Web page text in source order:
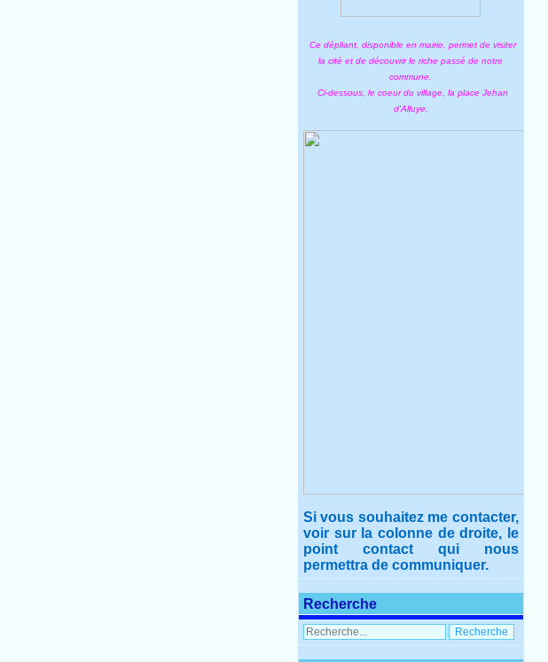
Ce dépliant, disponible en mairie, permet de visiter
la cité et de découvrir le riche passé de notre
commune.
Ci-dessous, le coeur du village, la place Jehan
d'Alluye.
Si vous souhaitez me contacter,
voir sur la colonne de droite, le
point contact qui nous
permettra de communiquer.
Recherche